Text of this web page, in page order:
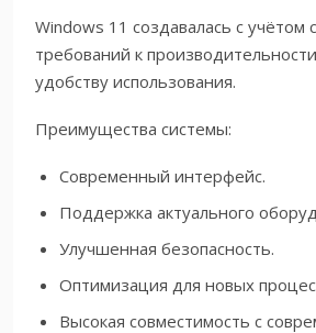
Windows 11 создавалась с учётом
требований к
удобству использования.
Преимущества системы:
Современный интерфейс.
Поддержка актуального
Улучшенная безопасность.
Оптимизация для новых
Высокая совместимость с